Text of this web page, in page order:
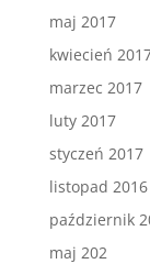
maj 2017
kwiecień
marzec 2017
luty 2017
styczeń 2017
listopad 2016
październik
maj 202